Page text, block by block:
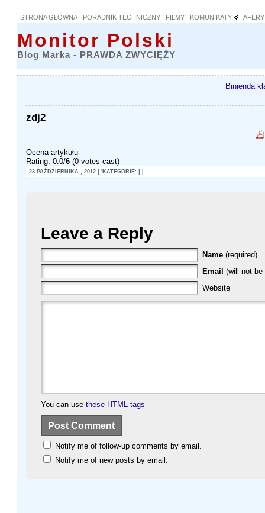
STRONA GŁÓWNA PORADNIK TECHNICZNY FILMY KOMUNIKATY
Monitor Polski
Blog Marka - PRAWDA ZWYCIĘŻY
Binienda
zdj2
Ocena artykułu
Rating: 0.0/6 (0 votes cast)
23 PAŹDZIERNIKA , 2012 | 'KATEGORIE: | |
Leave a Reply
Name(required)
Email (will not be
Website
You can usethese HTML tags
Notify me of follow-up comments by email.
Notify me of new posts by email.